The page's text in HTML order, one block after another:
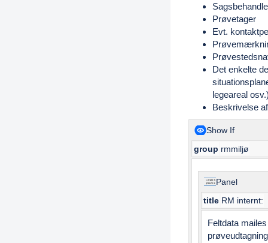
Prøvetager
Evt.
Det enkelte
legeareal
Beskrivelse
Show If
group rmmiljø
Panel
title RM internt:
Feltdata